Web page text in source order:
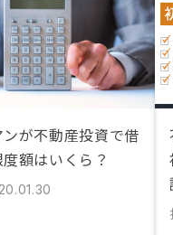
が不動産投資で借
額はいくら？